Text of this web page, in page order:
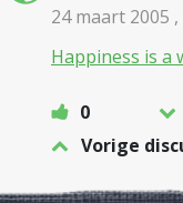
24 maart 2005 ,
Happiness is a
0
Vorige